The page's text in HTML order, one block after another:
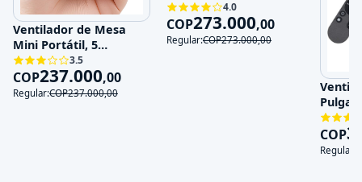
Ventilador de Mesa
Mini Portátil, 5
Velocidades, 5V,
Recargable
3.5
COP237.000,00
Regular:COP237.000,00
Magnética y 100
Velocidades
4.0
COP273.000,00
Regular:COP273.000,00
120V
COP
Regular: